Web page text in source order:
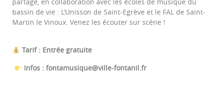
partagé, en collaboration avec les écoles de musique du
bassin de vie : L’Unisson de Saint-Egrève et le FAL de Saint-
Martin le Vinoux. Venez les écouter sur scène !
Tarif : Entrée gratuite
Infos : fontamusique@ville-fontanil.fr